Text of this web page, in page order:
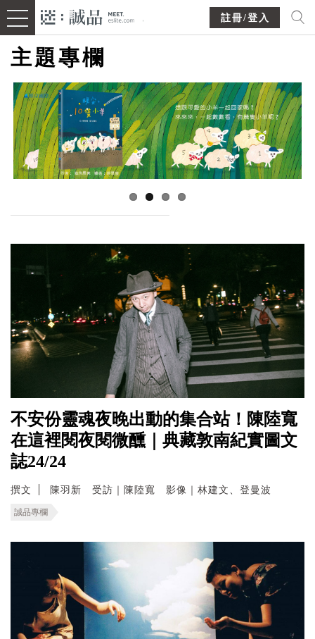
註冊/登入
主題專欄
不安份靈魂夜晚出動的集合站！陳陸寬
在這裡閱夜閱微醺｜典藏敦南紀實圖文
誌24/24
撰文 陳羽新 受訪｜陳陸寬 影像｜林建文、登曼波
誠品專欄